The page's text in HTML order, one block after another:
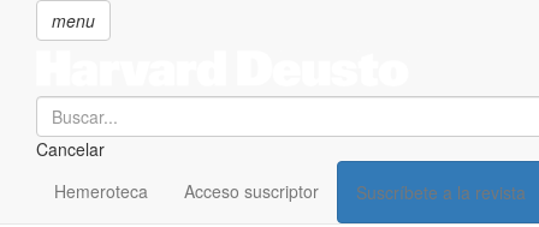
menu
Search
Cancelar
Hemeroteca Acceso suscriptor Suscríbete a la revista
SECCIONES
Suscríbete a Harvard Deusto